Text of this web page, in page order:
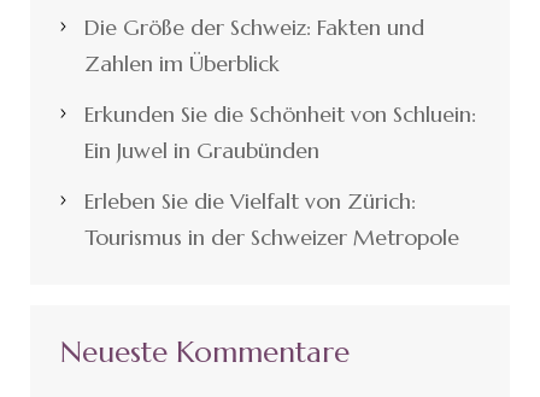
Die Größe der Schweiz: Fakten und
Zahlen im Überblick
Erkunden Sie die Schönheit von Schluein:
Ein Juwel in Graubünden
Erleben Sie die Vielfalt von Zürich:
Tourismus in der Schweizer Metropole
Neueste Kommentare